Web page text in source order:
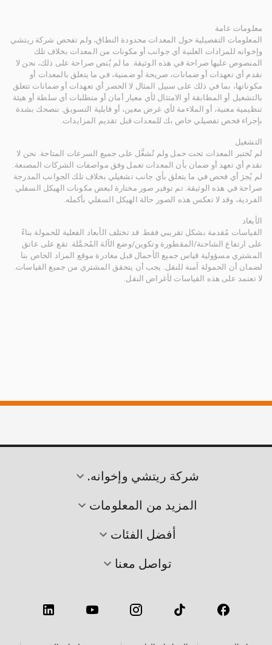
معلومات عامة
المعلومات التفصيلية حول المعدات محدودة النطاق، ولم تفحص شركة ريتشي
وإخوانه للمزادات العلنية أي جوانب أو مكونات من المعدات بخلاف تلك
المنصوص عليها صراحة في هذه الوثيقة. ما لم يُنص صراحة على ذلك، نحن لا
نقدم أي تعهدات أو ضمانات، صريحة أو ضمنية، في ما يتعلق بالمعدات أو
مكوناتها، بما في ذلك على سبيل المثال لا الحصر أي تعهدات أو ضمانات تتعلق
بالتشغيل أو المطابقة أو الامتثال لأي معيار أمان أو متطلبات أي سلطة أو هيئة
تنظيمية معنية، أو الملاءمة لأي غرض معين، أو قابلية التسويق. ننصحك بشدة
بإجراء فحص تفصيلي خاص بك للمعدات قبل تقديم المزايدات.
التشغيل
لم تُختبر المعدات تحت حمل ولم تُشغَّل على جميع السرعات المتاحة. نحن لا
نقدم أي تعهد أو ضمان بأن المعدات تعمل وفق مواصفات الشركات المصنعة.
لم يُجرَ أي فحص في ما يتعلق بأي جانب تشغيلي بخلاف تلك الجوانب المدرجة
صراحة في هذه الوثيقة. تم توفير صور مختارة لبعض مكونات الهيكل السفلي
الفردية، وقد لا تعكس هذه الصور حالة الهيكل السفلي بأكمله.
الأبعاد
القياسات مُقدمة بشكل تقريبي فقط. قد تختلف الأبعاد الفعلية للحمولة بناءً
على ارتفاع الشاحنة/المقطورة وتكوين/وضع الآلة المُحمَّلة. تقع على عاتق
المشتري مسؤولية قياس جميع الأحمال قبل مغادرة موقع المزاد الخاص بنا
لضمان أن الحمولة آمنة للنقل. يجب أن يتحقق المشتري من جميع القياسات.
لا تعتمد على هذه القياسات لأغراض النقل.
شركة ريتشي وإخوانه.
المزيد من المعلومات
أفضل الفئات
تواصل معنا